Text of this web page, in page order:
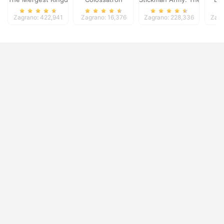
Zagrano: 422,941 Zagrano: 16,376 Zagrano: 228,336